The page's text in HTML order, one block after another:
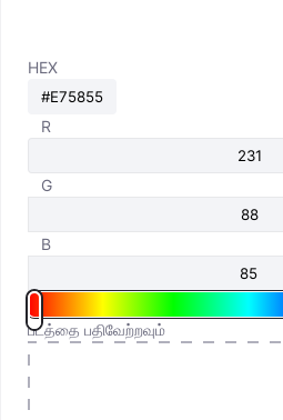
HEX
R
G
B
படத்தை பதிவேற்றவும்